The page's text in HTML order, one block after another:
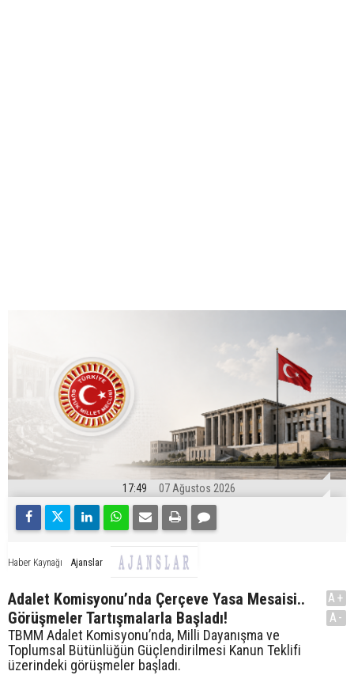
17:49 07 Ağustos 2026
Haber Kaynağı Ajanslar
Adalet Komisyonu’nda Çerçeve Yasa Mesaisi..
Görüşmeler Tartışmalarla Başladı!
TBMM Adalet Komisyonu’nda, Milli Dayanışma ve
Toplumsal Bütünlüğün Güçlendirilmesi Kanun Teklifi
üzerindeki görüşmeler başladı.
A+
A-